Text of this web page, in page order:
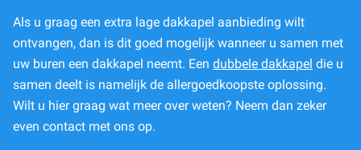
Als u graag een extra lage dakkapel aanbieding wilt
ontvangen, dan is dit goed mogelijk wanneer u samen met
uw buren een dakkapel neemt. Een dubbele dakkapel die u
samen deelt is namelijk de allergoedkoopste oplossing.
Wilt u hier graag wat meer over weten? Neem dan zeker
even contact met ons op.